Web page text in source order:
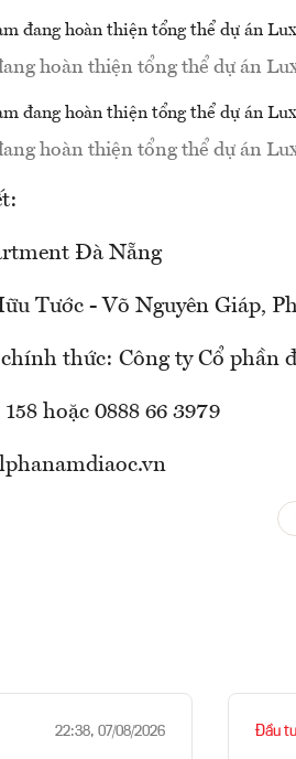
hoàn thiện tổng thể dự án
hoàn thiện tổng thể dự án
Đà Nẵng
Tước - Võ Nguyên Giáp,
thức: Công ty Cổ phần
hoặc 0888 66 3979
22:38, 07/08/2026 Đầu